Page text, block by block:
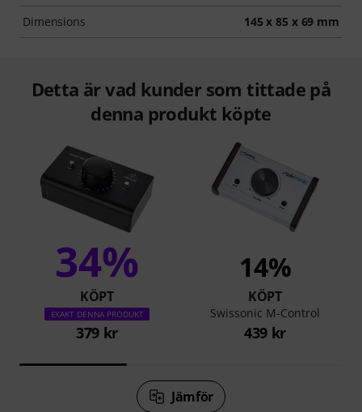
Dimensions 145 x 85 x 69 mm
Detta är vad kunder som tittade på
denna produkt köpte
34%
KÖPT
EXAKT DENNA PRODUKT
379 kr
14%
KÖPT
Swissonic M-Control
439 kr
Jämför